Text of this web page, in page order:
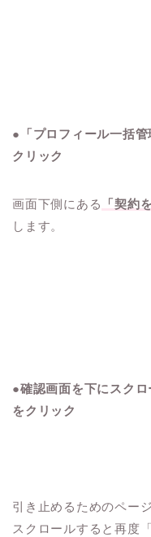
●「プロフィール一括
クリック
画面下側にある 「契約
します。
●確認画面を下にスクロ
をクリック
引き止めるためのペー
スクロールすると再度